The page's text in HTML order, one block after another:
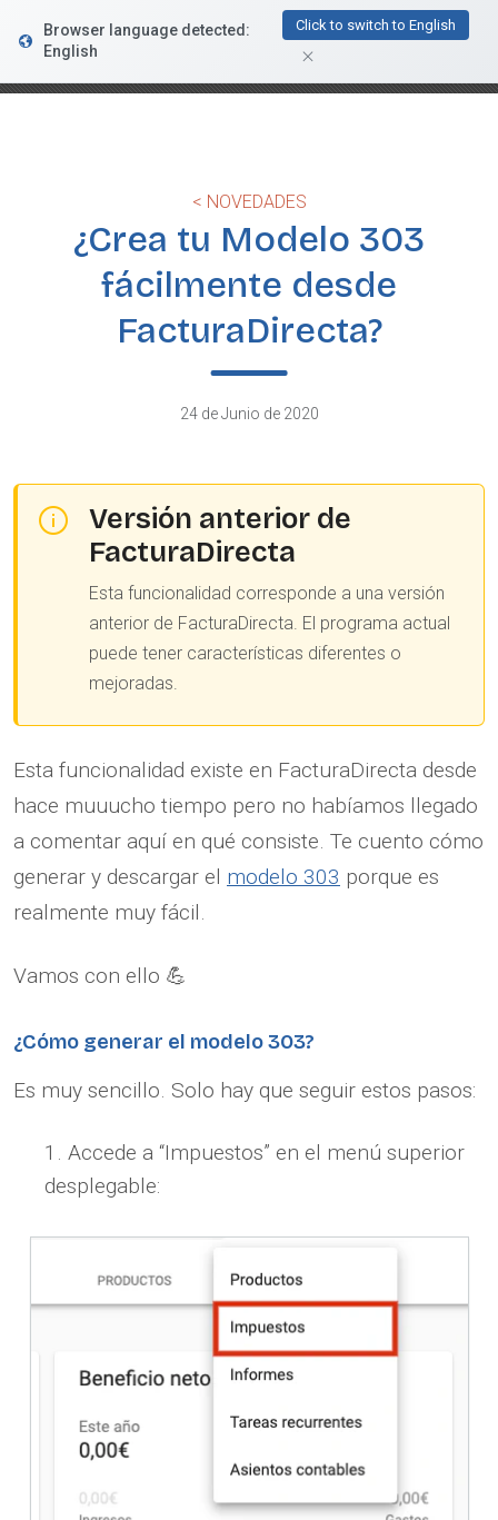
FacturaDirecta
Browser language detected:
English
Click to switch to English
< NOVEDADES
¿Crea tu Modelo 303
fácilmente desde
FacturaDirecta?
24 de Junio de 2020
Versión anterior de
FacturaDirecta
Esta funcionalidad corresponde a una versión
anterior de FacturaDirecta. El programa actual
puede tener características diferentes o
mejoradas.
Esta funcionalidad existe en FacturaDirecta desde
hace muuucho tiempo pero no habíamos llegado
a comentar aquí en qué consiste. Te cuento cómo
generar y descargar el modelo 303 porque es
realmente muy fácil.
Vamos con ello 💪
¿Cómo generar el modelo 303?
Es muy sencillo. Solo hay que seguir estos pasos:
Accede a “Impuestos” en el menú superior
desplegable: